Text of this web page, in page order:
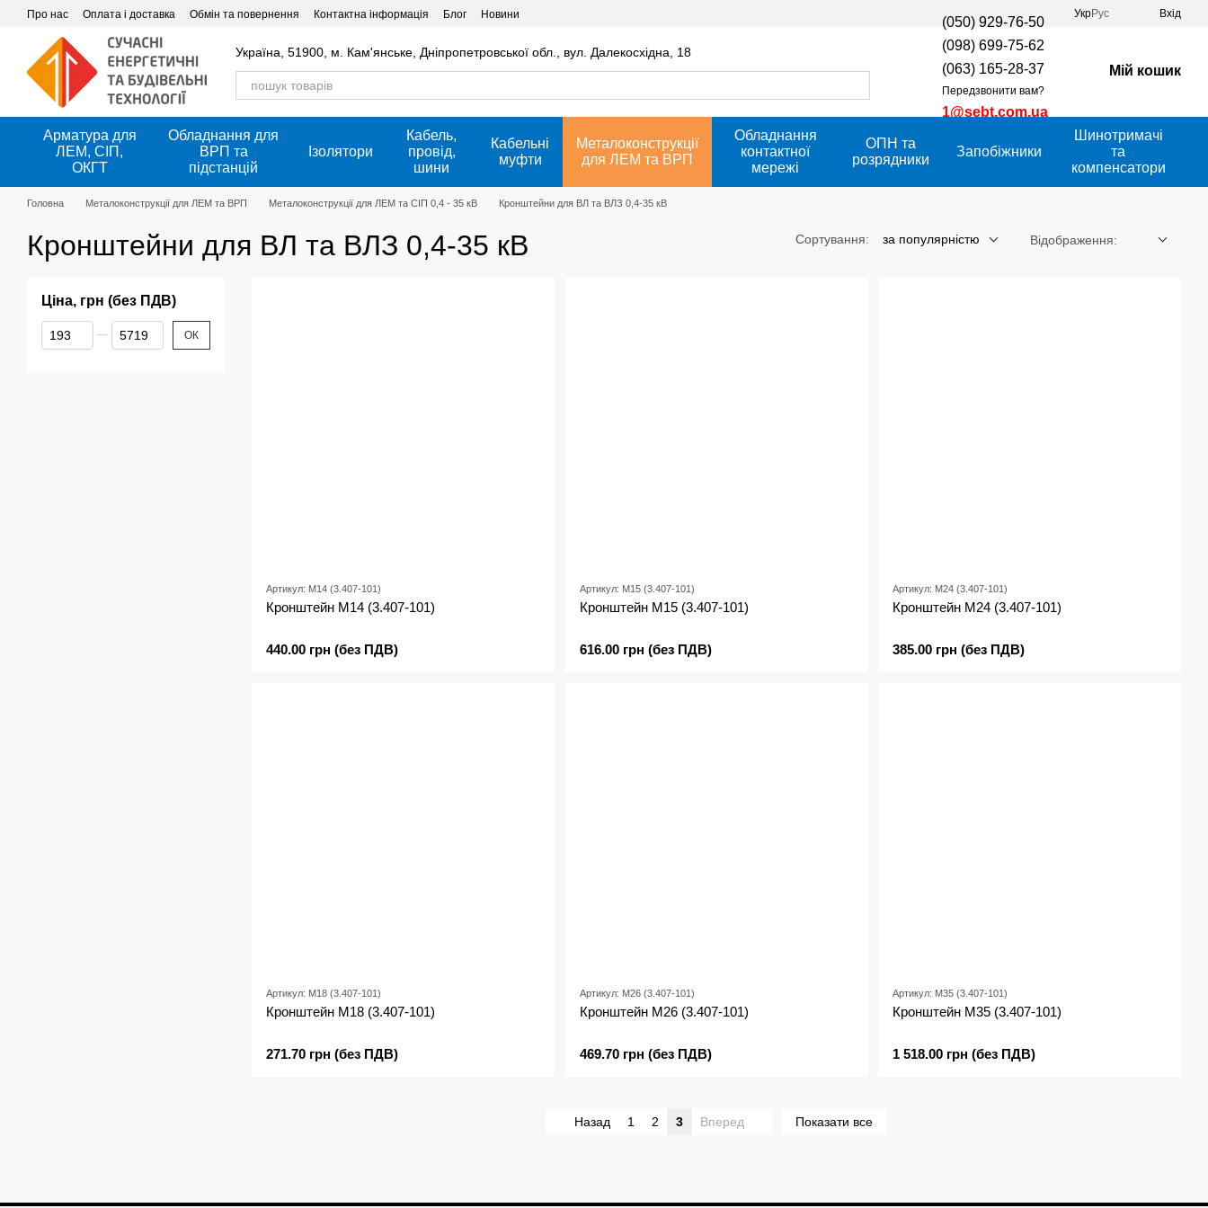
Перейти до основного контенту
Про нас Оплата і доставка Обмін та повернення Контактна інформація Блог Новини УкрРус Вхід
Україна, 51900, м. Кам'янське, Дніпропетровської обл., вул. Далекосхідна, 18
(050) 929-76-50
(098) 699-75-62
(063) 165-28-37
Передзвонити вам?
1@sebt.com.ua
Мій кошик
Арматура для
ЛЕМ, СІП,
ОКГТ
Обладнання для
ВРП та
підстанцій
Ізолятори
Кабель,
провід,
шини
Кабельні
муфти
Металоконструкції
для ЛЕМ та ВРП
Обладнання
контактної
мережі
ОПН та
розрядники
Запобіжники
Шинотримачі
та
компенсатори
Головна Металоконструкції для ЛЕМ та ВРП Металоконструкції для ЛЕМ та СІП 0,4 - 35 кВ Кронштейни для ВЛ та ВЛЗ 0,4-35 кВ
Кронштейни для ВЛ та ВЛЗ 0,4-35 кВ Сортування: за популярністю Відображення:
Артикул: М14 (3.407-101)
Кронштейн М14 (3.407-101)
440.00 грн (без ПДВ)
Артикул: М15 (3.407-101)
Кронштейн М15 (3.407-101)
616.00 грн (без ПДВ)
Артикул: М24 (3.407-101)
Кронштейн М24 (3.407-101)
385.00 грн (без ПДВ)
Артикул: М18 (3.407-101)
Кронштейн М18 (3.407-101)
271.70 грн (без ПДВ)
Артикул: М26 (3.407-101)
Кронштейн М26 (3.407-101)
469.70 грн (без ПДВ)
Артикул: М35 (3.407-101)
Кронштейн М35 (3.407-101)
1 518.00 грн (без ПДВ)
Назад 1 2 3 Вперед Показати все
Ціна, грн (без ПДВ)
Від Ціна, грн (без ПДВ)
До Ціна, грн (без ПДВ) ОК